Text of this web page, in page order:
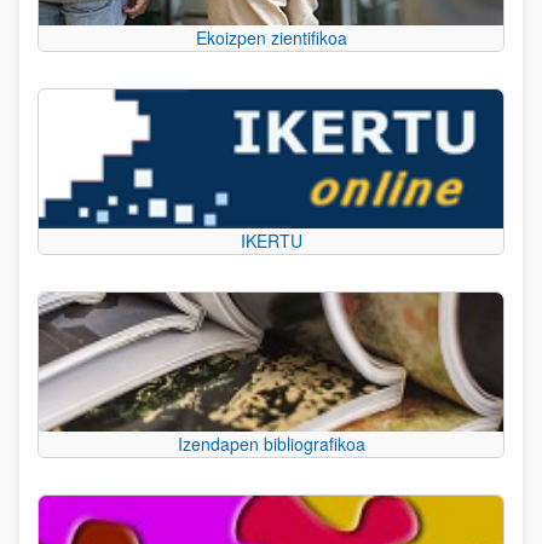
Ekoizpen zientifikoa
IKERTU
Izendapen bibliografikoa